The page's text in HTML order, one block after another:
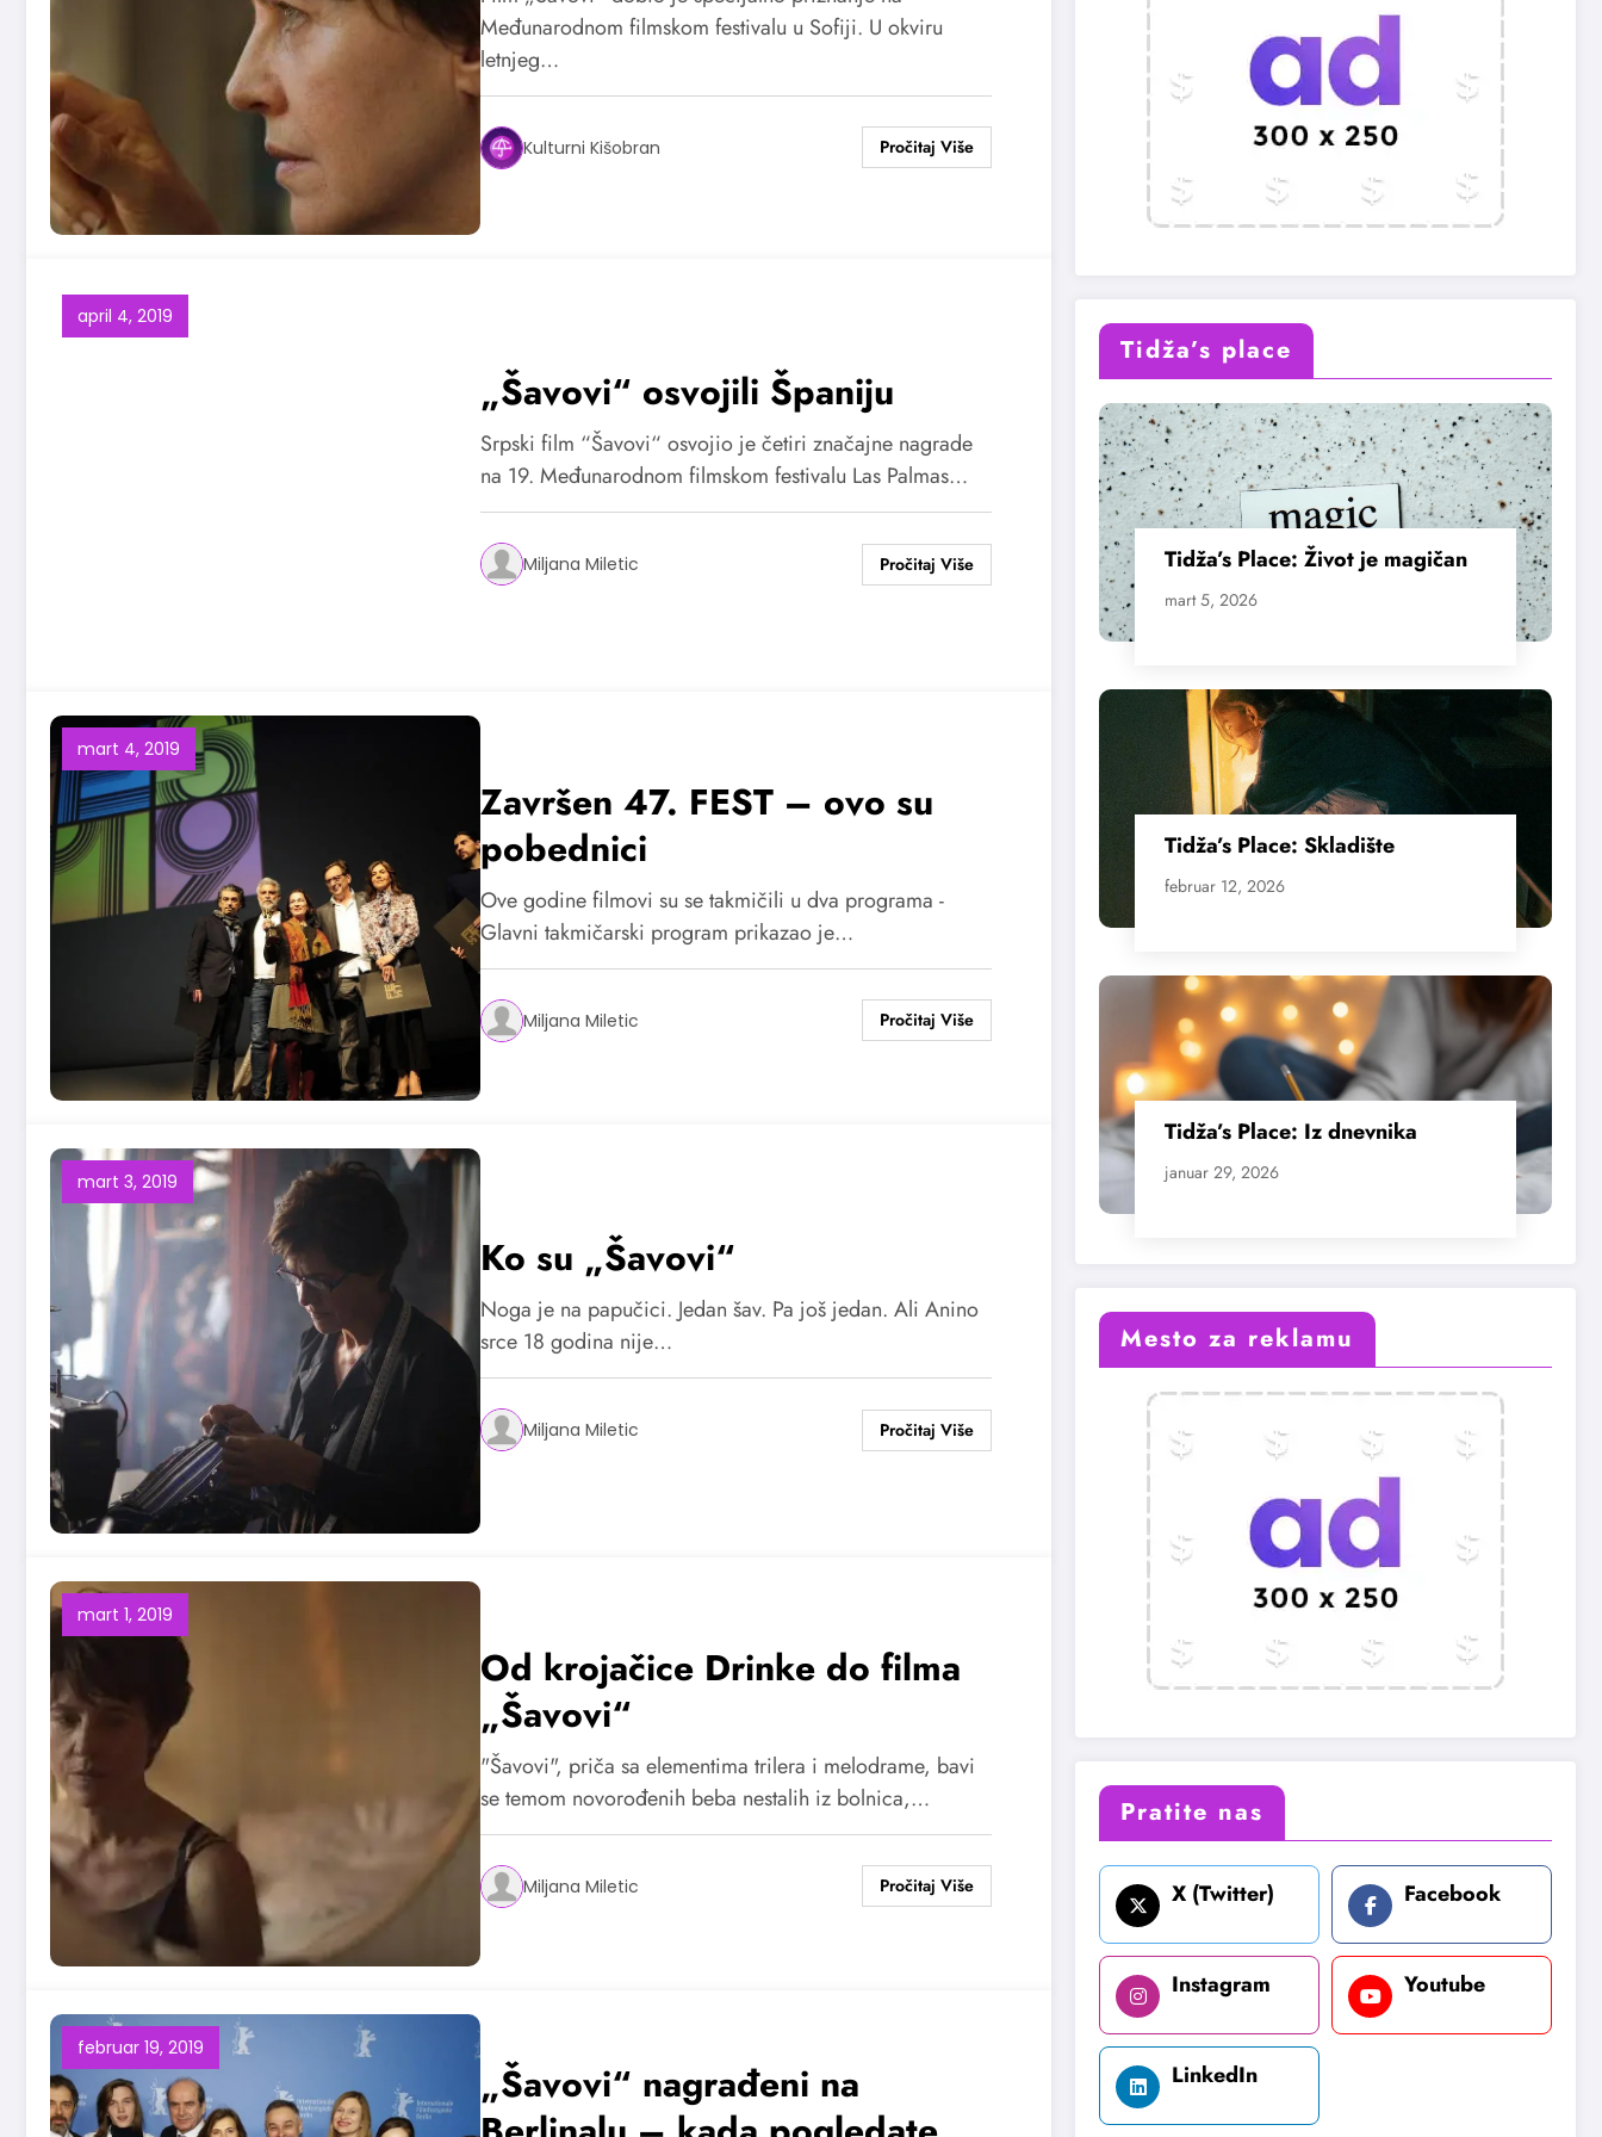
Međunarodnom filmskom festivalu u Sofiji. U okviru
letnjeg…
Kulturni Kišobran
april 4, 2019
„Šavovi“ osvojili Španiju
Srpski film “Šavovi“ osvojio je četiri značajne nagrade
na 19. Međunarodnom filmskom festivalu Las Palmas…
Miljana Miletic
mart 4, 2019
Završen 47. FEST – ovo su
pobednici
Ove godine filmovi su se takmičili u dva programa -
Glavni takmičarski program prikazao je…
Miljana Miletic
mart 3, 2019
Ko su „Šavovi“
Noga je na papučici. Jedan šav. Pa još jedan. Ali Anino
srce 18 godina nije…
Miljana Miletic
mart 1, 2019
Od krojačice Drinke do filma
„Šavovi“
"Šavovi", priča sa elementima trilera i melodrame, bavi
se temom novorođenih beba nestalih iz bolnica,…
Miljana Miletic
februar 19, 2019
„Šavovi“ nagrađeni na
Tidža’s place
Tidža’s Place: Život je magičan
mart 5, 2026
Tidža’s Place: Skladište
februar 12, 2026
Tidža’s Place: Iz dnevnika
januar 29, 2026
Mesto za reklamu
Pratite nas
X (Twitter) Facebook
Instagram Youtube
LinkedIn